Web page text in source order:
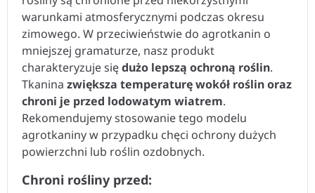
warunkami atmosferycznymi podczas okresu
zimowego. W przeciwieństwie do agrotkanin o
mniejszej gramaturze, nasz produkt
charakteryzuje siędużo lepszą ochroną roślin.
Tkanina zwiększa temperaturę wokół roślin oraz
chroni je przed lodowatym wiatrem.
Rekomendujemy stosowanie tego modelu
agrotkaniny w przypadku chęci ochrony dużych
powierzchni lub roślin ozdobnych.
Chroni rośliny przed: